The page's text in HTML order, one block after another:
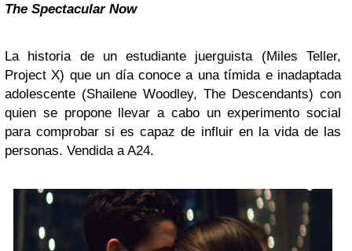
The SpectacularNow
La historia de un estudiante juerguista (Miles Teller,
Project X) que un día conoce a una tímida e inadaptada
adolescente (Shailene Woodley, The Descendants) con
quien se propone llevar a cabo un experimento social
para comprobar si es capaz de influir en la vida de las
personas. Vendida a A24.